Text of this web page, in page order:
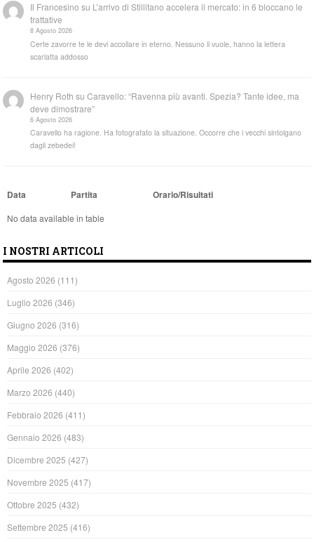
Il Francesino su L’arrivo di Stillitano accelera il mercato: in 6 bloccano le
trattative
8 Agosto 2026
Certe zavorre te le devi accollare in eterno. Nessuno li vuole, hanno la lettera
scarlatta addosso
Henry Roth suCaravello: “Ravenna più avanti. Spezia? Tante idee, ma
deve dimostrare”
6 Agosto 2026
Caravello ha ragione. Ha fotografato la situazione. Occorre che i vecchi sintolgano
dagli zebedei!
Data Partita Orario/Risultati
No data available in table
I NOSTRI ARTICOLI
Agosto 2026 (111)
Luglio 2026 (346)
Giugno 2026 (316)
Maggio 2026 (376)
Aprile 2026 (402)
Marzo 2026 (440)
Febbraio 2026 (411)
Gennaio 2026 (483)
Dicembre 2025 (427)
Novembre 2025 (417)
Ottobre 2025 (432)
Settembre 2025 (416)